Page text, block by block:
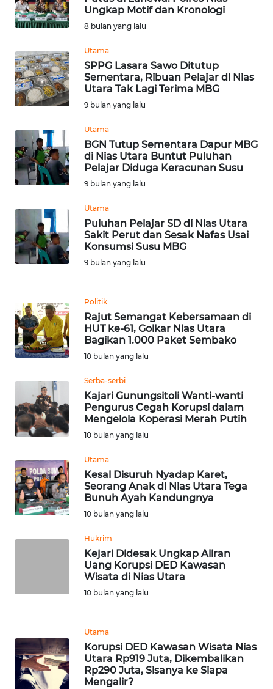
Ungkap Motif dan Kronologi
8 bulan yang lalu
Utama
SPPG Lasara Sawo Ditutup
Sementara, Ribuan Pelajar di Nias
Utara Tak Lagi Terima MBG
9 bulan yang lalu
Utama
BGN Tutup Sementara Dapur MBG
di Nias Utara Buntut Puluhan
Pelajar Diduga Keracunan Susu
9 bulan yang lalu
Utama
Puluhan Pelajar SD di Nias Utara
Sakit Perut dan Sesak Nafas Usai
Konsumsi Susu MBG
9 bulan yang lalu
Politik
Rajut Semangat Kebersamaan di
HUT ke-61, Golkar Nias Utara
Bagikan 1.000 Paket Sembako
10 bulan yang lalu
Serba-serbi
Kajari Gunungsitoli Wanti-wanti
Pengurus Cegah Korupsi dalam
Mengelola Koperasi Merah Putih
10 bulan yang lalu
Utama
Kesal Disuruh Nyadap Karet,
Seorang Anak di Nias Utara Tega
Bunuh Ayah Kandungnya
10 bulan yang lalu
Hukrim
Kejari Didesak Ungkap Aliran
Uang Korupsi DED Kawasan
Wisata di Nias Utara
10 bulan yang lalu
Utama
Korupsi DED Kawasan Wisata Nias
Utara Rp919 Juta, Dikembalikan
Rp290 Juta, Sisanya ke Siapa
Mengalir?
WN
KALBAR
KALTENG
WN
KALTARA
WN
KALSEL
WN
WN
SULSEL
WN
SULUT
WN
MALUT
DAIRI
WN
DANAU
WN
TAPANULI
SELATAN